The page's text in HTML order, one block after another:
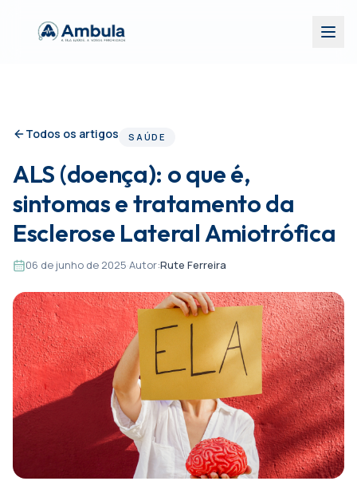
Todos os artigos SAÚDE
ALS (doença): o que é,
sintomas e tratamento da
Esclerose Lateral Amiotrófica
06 de junho de 2025·Autor:Rute Ferreira